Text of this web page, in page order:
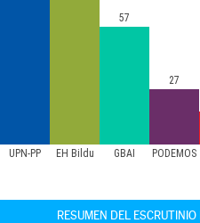
UPN-PP EH Bildu GBAI PODEMOS
57
27
RESUMEN DEL